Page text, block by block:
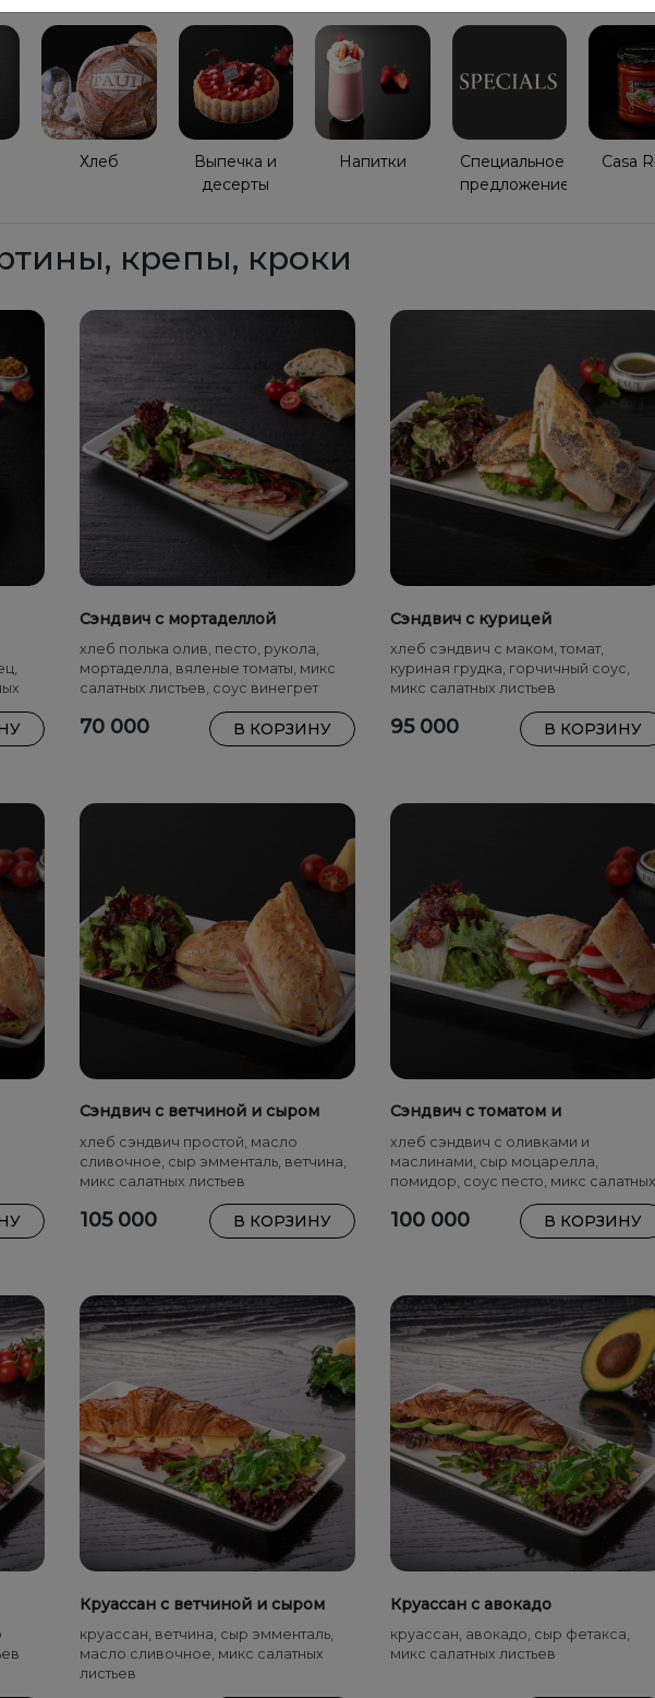
Хлеб
Выпечка и
десерты
Напитки
Специaльное
прeдложение
Casa
крепы, кроки
Сэндвич с мортаделлой
хлеб полька олив, песто, рукола,
мортаделла, вяленые томаты, микс
салатных листьев, соус винегрет
70 000 В КОРЗИНУ
Сэндвич с курицей
хлеб сэндвич с маком, томат,
куриная грудка, горчичный соус,
микс салатных листьев
95 000 В КОРЗИНУ
Сэндвич с ветчиной и сыром
эмменталь
хлеб сэндвич простой, масло
сливочное, сыр эмменталь, ветчина,
микс салатных листьев
105 000 В КОРЗИНУ
Сэндвич с томатом и
моцареллой
хлеб сэндвич с оливками и
маслинами, сыр моцарелла,
помидор, соус песто, микс салатных
100 000 В КОРЗИНУ
Круассан с ветчиной и сыром
круассан, ветчина, сыр эмменталь,
масло сливочное, микс салатных
листьев
Круассан с авокадо
круассан, авокадо, сыр фетакса,
микс салатных листьев